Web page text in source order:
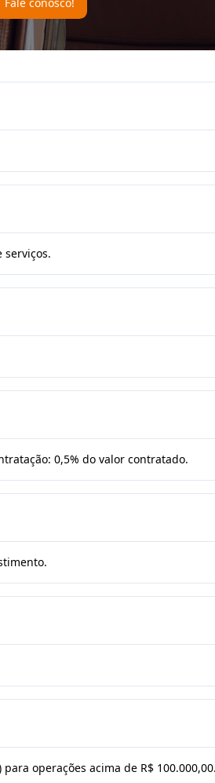
0,5% do valor contratado.
operações acima de R$ 100.000,00.